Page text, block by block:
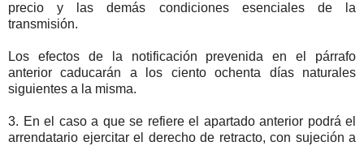
precio y las demás condiciones esenciales de la
transmisión.
Los efectos de la notificación prevenida en el párrafo
anterior caducarán a los ciento ochenta días naturales
siguientes a la misma.
3. En el caso a que se refiere el apartado anterior podrá el
arrendatario ejercitar el derecho de retracto, con sujeción a